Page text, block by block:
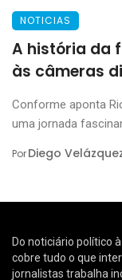
NOTICIAS
A história da
às câmeras
Conforme aponta
uma jornada
PorDiego
Do noticiário político
cobre tudo o que
jornalistas trabalha